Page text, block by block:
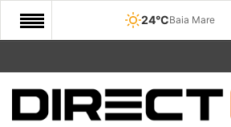
24°CBaia Mare
START
COMUNITATE